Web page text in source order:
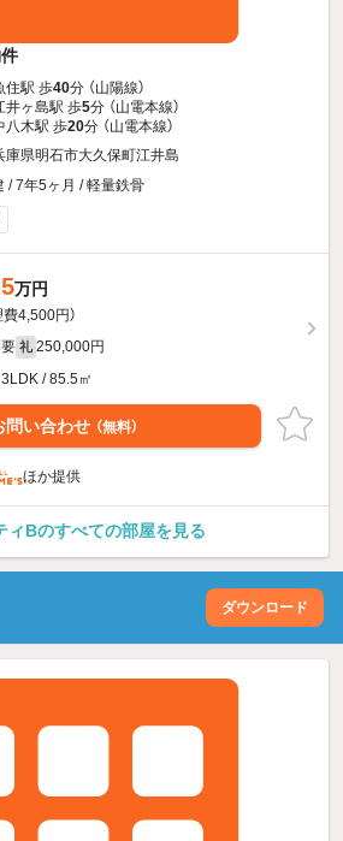
住駅 歩40分 （山陽線）
井ヶ島駅 歩5分 （山電本線）
八木駅 歩20分 （山電本線）
庫県明石市大久保町江井島
/ 7年5ヶ月 / 軽量鉄骨
万円
費4,500円）
礼 250,000円
/ 85.5㎡
問い合わせ （無料）
ほか提供
ィBのすべての部屋を見る
ダウンロード